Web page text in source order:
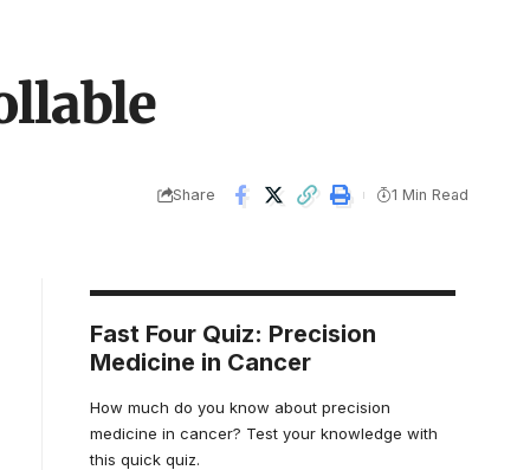
Share 1 Min Read
Fast Four Quiz: Precision
Medicine in Cancer
How much do you know about precision
medicine in cancer? Test your knowledge with
this quick quiz.